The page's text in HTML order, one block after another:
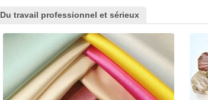
Du travail professionnel et sérieux